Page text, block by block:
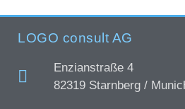
LOGO consult AG
Enzianstraße 4
82319 Starnberg /